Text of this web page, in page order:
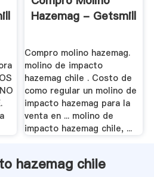
Hazemag - Getsmill
Compro molino hazemag.
molino de impacto
hazemag chile . Costo de
como regular un molino de
impacto hazemag para la
venta en ... molino de
impacto hazemag chile, ...
hazemag chile